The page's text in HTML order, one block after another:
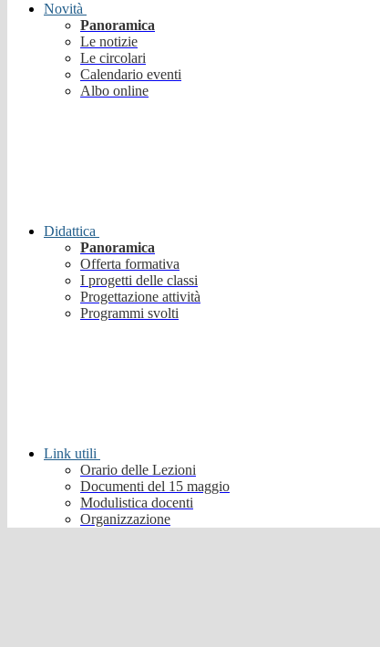
Novità
Panoramica
Le notizie
Le circolari
Calendario eventi
Albo online
Didattica
Panoramica
Offerta formativa
I progetti delle classi
Progettazione attività
Programmi svolti
Link utili
Orario delle Lezioni
Documenti del 15 maggio
Modulistica docenti
Organizzazione